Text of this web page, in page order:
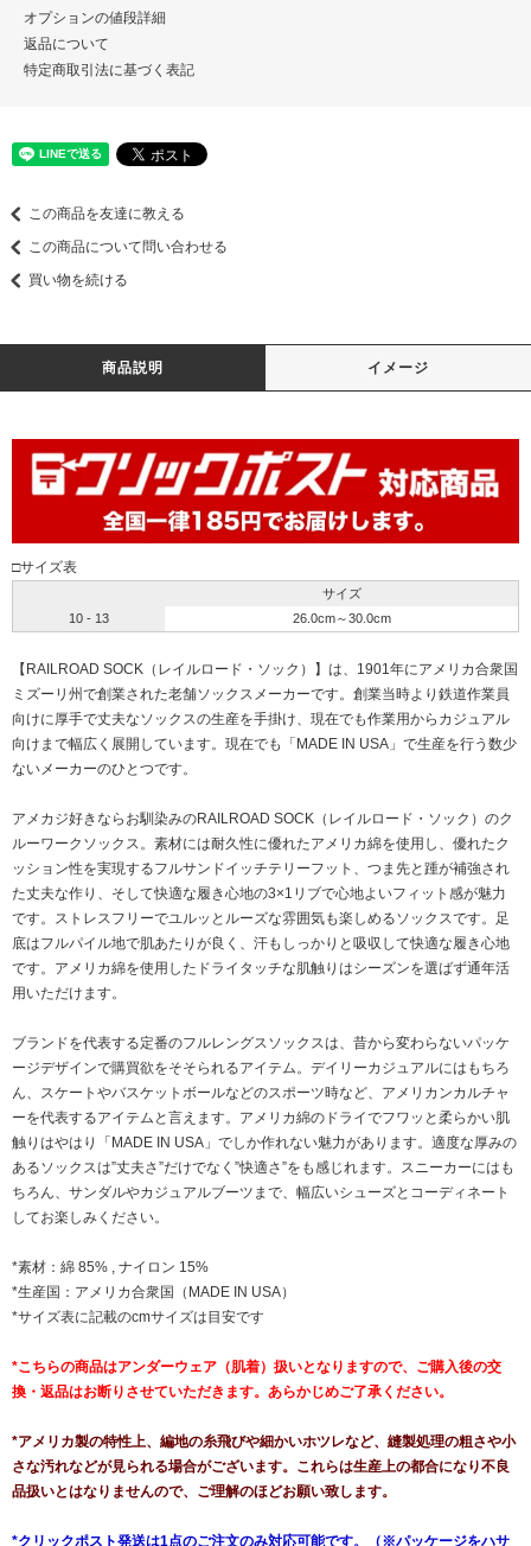
オプションの値段詳細
返品について
特定商取引法に基づく表記
この商品を友達に教える
この商品について問い合わせる
買い物を続ける
商品説明 イメージ
□サイズ表
サイズ
10 - 13
26.0cm～30.0cm
【RAILROAD SOCK（レイルロード・ソック）】は、1901年にアメリカ合衆国
ミズーリ州で創業された老舗ソックスメーカーです。創業当時より鉄道作業員
向けに厚手で丈夫なソックスの生産を手掛け、現在でも作業用からカジュアル
向けまで幅広く展開しています。現在でも「MADE IN USA」で生産を行う数少
ないメーカーのひとつです。
アメカジ好きならお馴染みのRAILROAD SOCK（レイルロード・ソック）のク
ルーワークソックス。素材には耐久性に優れたアメリカ綿を使用し、優れたク
ッション性を実現するフルサンドイッチテリーフット、つま先と踵が補強され
た丈夫な作り、そして快適な履き心地の3×1リブで心地よいフィット感が魅力
です。ストレスフリーでユルッとルーズな雰囲気も楽しめるソックスです。足
底はフルパイル地で肌あたりが良く、汗もしっかりと吸収して快適な履き心地
です。アメリカ綿を使用したドライタッチな肌触りはシーズンを選ばず通年活
用いただけます。
ブランドを代表する定番のフルレングスソックスは、昔から変わらないパッケ
ージデザインで購買欲をそそられるアイテム。デイリーカジュアルにはもちろ
ん、スケートやバスケットボールなどのスポーツ時など、アメリカンカルチャ
ーを代表するアイテムと言えます。アメリカ綿のドライでフワッと柔らかい肌
触りはやはり「MADE IN USA」でしか作れない魅力があります。適度な厚みの
あるソックスは”丈夫さ”だけでなく”快適さ”をも感じれます。スニーカーにはも
ちろん、サンダルやカジュアルブーツまで、幅広いシューズとコーディネート
してお楽しみください。
*素材：綿 85% , ナイロン 15%
*生産国：アメリカ合衆国（MADE IN USA）
*サイズ表に記載のcmサイズは目安です
*こちらの商品はアンダーウェア（肌着）扱いとなりますので、ご購入後の交
換・返品はお断りさせていただきます。あらかじめご了承ください。
*アメリカ製の特性上、編地の糸飛びや細かいホツレなど、縫製処理の粗さや小
さな汚れなどが見られる場合がございます。これらは生産上の都合になり不良
品扱いとはなりませんので、ご理解のほどお願い致します。
*クリックポスト発送は1点のご注文のみ対応可能です。（※パッケージをハサ